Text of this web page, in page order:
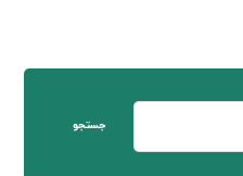
جستجو